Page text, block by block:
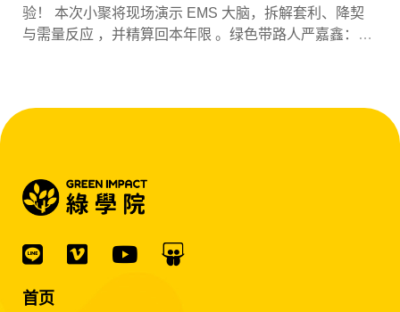
验！ 本次小聚将现场演示 EMS 大脑，拆解套利、降契
与需量反应 ，并精算回本年限 。绿色带路人严嘉鑫：
首页